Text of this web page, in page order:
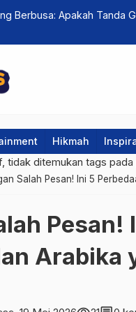
Berbusa: Apakah Tanda
Hikmah
tidak ditemukan tags
Salah Pesan! Ini 5
Pesan!
Arabika